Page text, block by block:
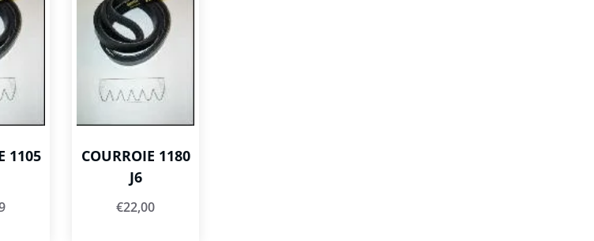
1105
COURROIE 1180
J6
€22,00